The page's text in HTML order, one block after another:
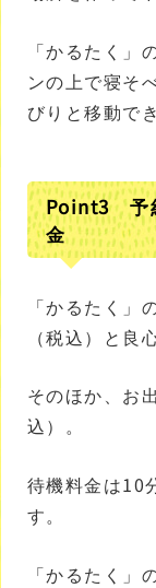
「かるたく」
ンの上で寝そ
びりと移動で
Point3 予
金
「かるたく」
（税込）と良
そのほか、お
込）。
待機料金は10
す。
「かるたく」